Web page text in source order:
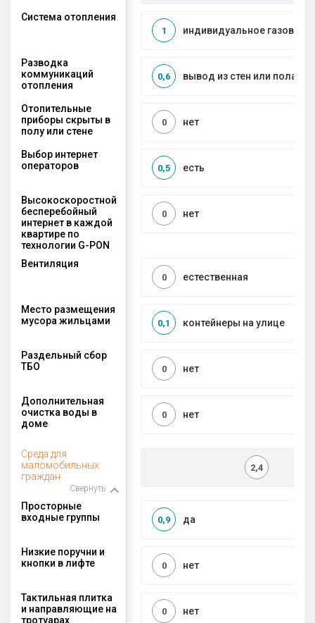
Система отопления
индивидуальное газовое
1
Разводка
коммуникаций
отопления
вывод из стен или пола
0,6
Отопительные
приборы скрыты в
полу или стене
нет
0
Выбор интернет
операторов
есть
0,5
Высокоскоростной
бесперебойный
интернет в каждой
квартире по
технологии G-PON
нет
0
Вентиляция
естественная
0
Место размещения
мусора жильцами
контейнеры на улице
0,1
Раздельный сбор
ТБО
нет
0
Дополнительная
очистка воды в
доме
нет
0
Среда для
маломобильных
граждан
Свернуть
2,4
Просторные
входные группы
да
0,9
Низкие поручни и
кнопки в лифте
нет
0
Тактильная плитка
и направляющие на
тротуарах
нет
0